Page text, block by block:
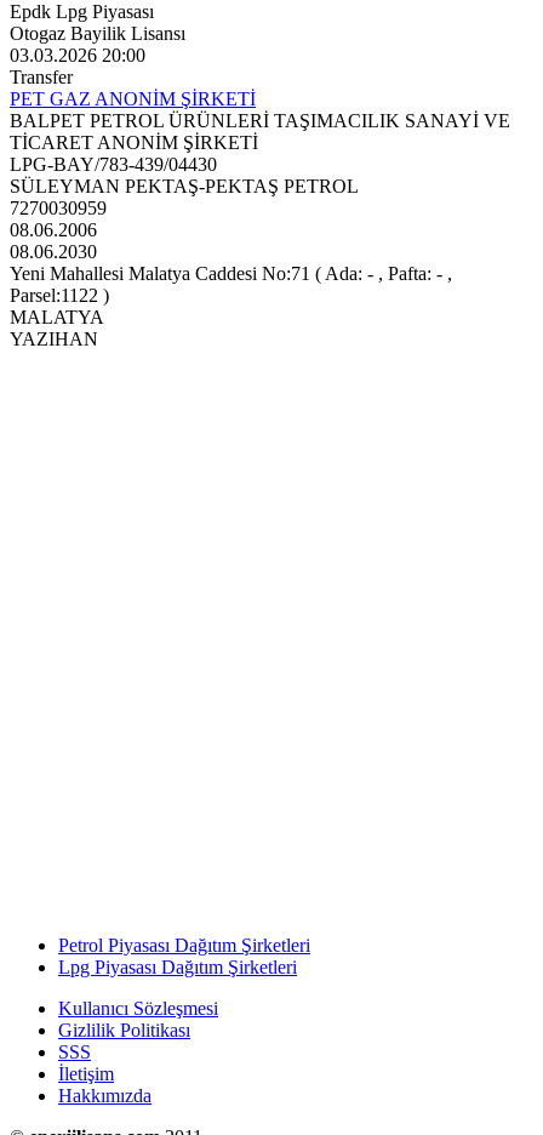
Epdk Lpg Piyasası
Otogaz Bayilik Lisansı
03.03.2026 20:00
Transfer
PET GAZ ANONİM ŞİRKETİ
BALPET PETROL ÜRÜNLERİ TAŞIMACILIK SANAYİ VE
TİCARET ANONİM ŞİRKETİ
LPG-BAY/783-439/04430
SÜLEYMAN PEKTAŞ-PEKTAŞ PETROL
7270030959
08.06.2006
08.06.2030
Yeni Mahallesi Malatya Caddesi No:71 ( Ada: - , Pafta: - ,
Parsel:1122 )
MALATYA
YAZIHAN
Petrol Piyasası Dağıtım Şirketleri
Lpg Piyasası Dağıtım Şirketleri
Kullanıcı Sözleşmesi
Gizlilik Politikası
SSS
İletişim
Hakkımızda